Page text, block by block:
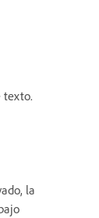
texto.
la